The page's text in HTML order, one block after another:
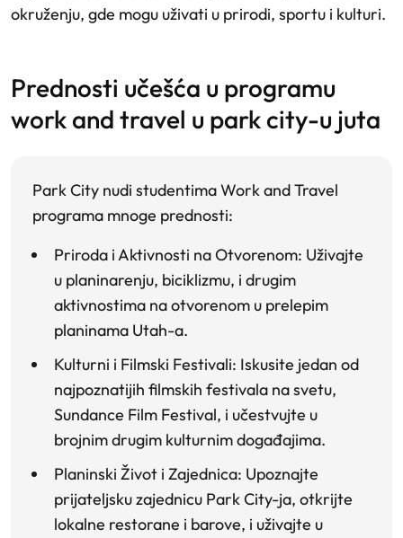
okruženju, gde mogu uživati u prirodi, sportu i kulturi.
prednosti učešća u programu
work and travel u park city-u juta
Park City nudi studentima Work and Travel
programa mnoge prednosti:
Priroda i Aktivnosti na Otvorenom: Uživajte
u planinarenju, biciklizmu, i drugim
aktivnostima na otvorenom u prelepim
planinama Utah-a.
Kulturni i Filmski Festivali: Iskusite jedan od
najpoznatijih filmskih festivala na svetu,
Sundance Film Festival, i učestvujte u
brojnim drugim kulturnim događajima.
Planinski Život i Zajednica: Upoznajte
prijateljsku zajednicu Park City-ja, otkrijte
lokalne restorane i barove, i uživajte u